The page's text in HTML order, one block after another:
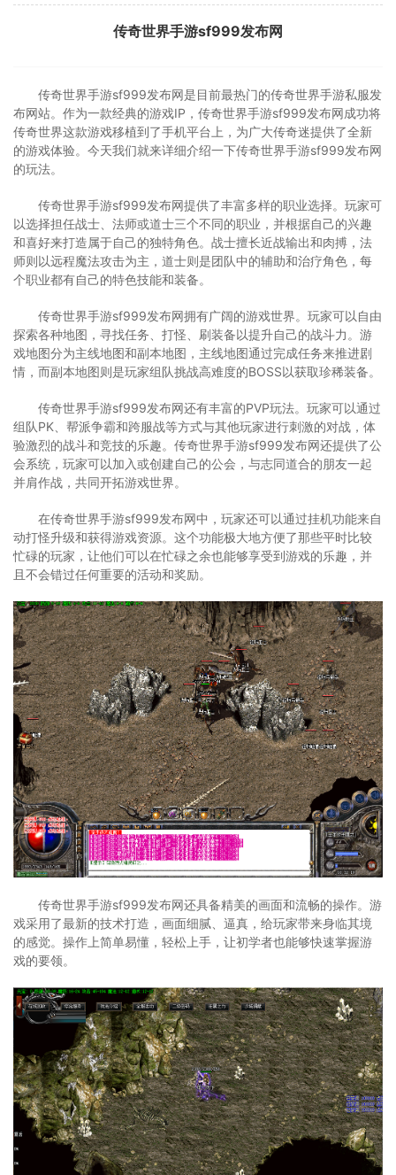
传奇世界手游sf999发布网
传奇世界手游sf999发布网是目前最热门的传奇世界手游私服发
布网站。作为一款经典的游戏IP，传奇世界手游sf999发布网成功将
传奇世界这款游戏移植到了手机平台上，为广大传奇迷提供了全新
的游戏体验。今天我们就来详细介绍一下传奇世界手游sf999发布网
的玩法。
传奇世界手游sf999发布网提供了丰富多样的职业选择。玩家可
以选择担任战士、法师或道士三个不同的职业，并根据自己的兴趣
和喜好来打造属于自己的独特角色。战士擅长近战输出和肉搏，法
师则以远程魔法攻击为主，道士则是团队中的辅助和治疗角色，每
个职业都有自己的特色技能和装备。
传奇世界手游sf999发布网拥有广阔的游戏世界。玩家可以自由
探索各种地图，寻找任务、打怪、刷装备以提升自己的战斗力。游
戏地图分为主线地图和副本地图，主线地图通过完成任务来推进剧
情，而副本地图则是玩家组队挑战高难度的BOSS以获取珍稀装备。
传奇世界手游sf999发布网还有丰富的PVP玩法。玩家可以通过
组队PK、帮派争霸和跨服战等方式与其他玩家进行刺激的对战，体
验激烈的战斗和竞技的乐趣。传奇世界手游sf999发布网还提供了公
会系统，玩家可以加入或创建自己的公会，与志同道合的朋友一起
并肩作战，共同开拓游戏世界。
在传奇世界手游sf999发布网中，玩家还可以通过挂机功能来自
动打怪升级和获得游戏资源。这个功能极大地方便了那些平时比较
忙碌的玩家，让他们可以在忙碌之余也能够享受到游戏的乐趣，并
且不会错过任何重要的活动和奖励。
传奇世界手游sf999发布网还具备精美的画面和流畅的操作。游
戏采用了最新的技术打造，画面细腻、逼真，给玩家带来身临其境
的感觉。操作上简单易懂，轻松上手，让初学者也能够快速掌握游
戏的要领。